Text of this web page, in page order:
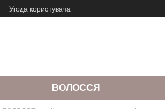
Угода користувача
ВОЛОССЯ